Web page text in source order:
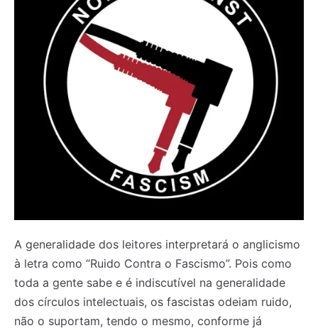
A generalidade dos leitores interpretará o anglicismo
à letra como “Ruido Contra o Fascismo”. Pois como
toda a gente sabe e é indiscutível na generalidade
dos círculos intelectuais, os fascistas odeiam ruido,
não o suportam, tendo o mesmo, conforme já